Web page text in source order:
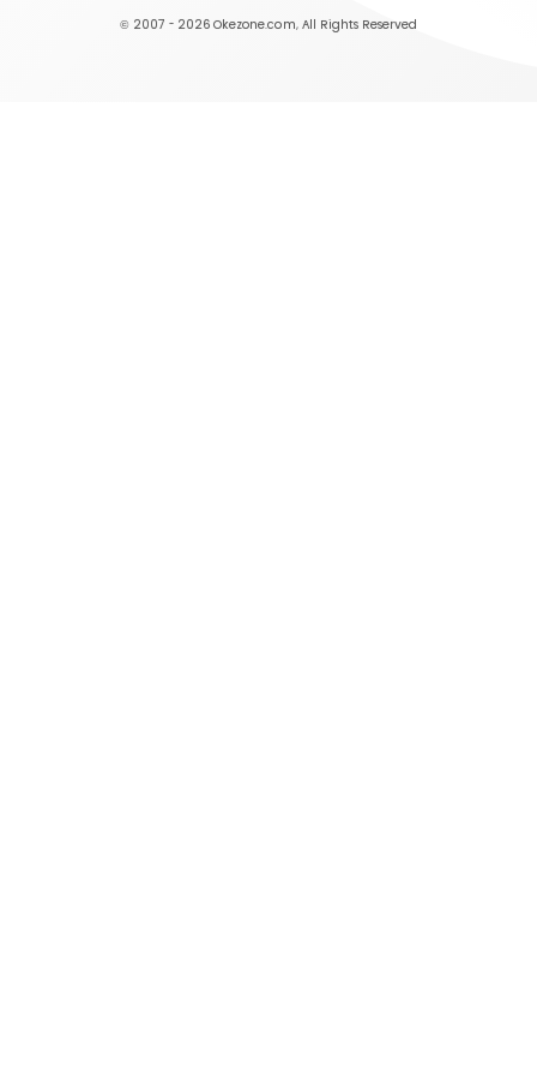
© 2007 - 2026 Okezone.com, All Rights Reserved